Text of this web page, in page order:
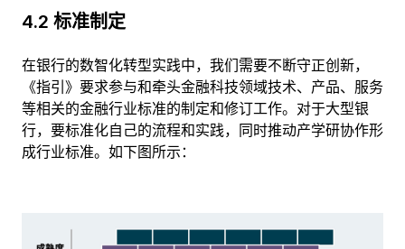
4.2 标准制定
在银行的数智化转型实践中，我们需要不断守正创新，
《指引》要求参与和牵头金融科技领域技术、产品、服务
等相关的金融行业标准的制定和修订工作。对于大型银
行，要标准化自己的流程和实践，同时推动产学研协作形
成行业标准。如下图所示：